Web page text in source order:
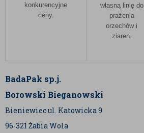
konkurencyjne
ceny.
własną linię do
prażenia
orzechów i
ziaren.
BadaPak sp.j.
Borowski Bieganowski
Bieniewiec ul. Katowicka 9
96-321 Żabia Wola